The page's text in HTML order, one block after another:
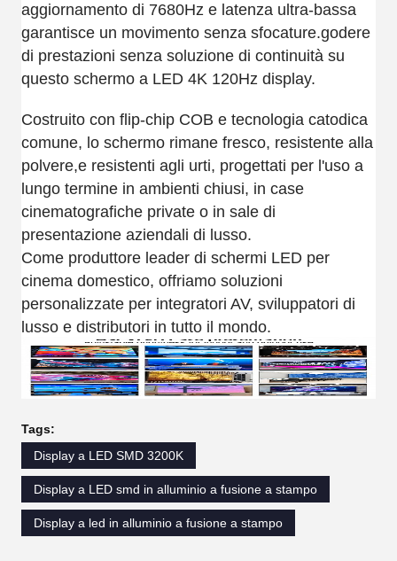
aggiornamento di 7680Hz e latenza ultra-bassa
garantisce un movimento senza sfocature.godere
di prestazioni senza soluzione di continuità su
questo schermo a LED 4K 120Hz display.
Costruito con flip-chip COB e tecnologia catodica
comune, lo schermo rimane fresco, resistente alla
polvere,e resistenti agli urti, progettati per l'uso a
lungo termine in ambienti chiusi, in case
cinematografiche private o in sale di
presentazione aziendali di lusso.
Come produttore leader di schermi LED per
cinema domestico, offriamo soluzioni
personalizzate per integratori AV, sviluppatori di
lusso e distributori in tutto il mondo.
Tags:
Display a LED SMD 3200K
Display a LED smd in alluminio a fusione a stampo
Display a led in alluminio a fusione a stampo